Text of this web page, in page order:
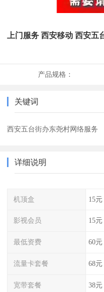
上门服务 西安移动 西安
产品规格：
关键词
西安五台街办东尧村网络服务
详细说明
机顶盒 15元
影视会员 15元
最低资费 60元
流量卡套餐 68元
宽带套餐 38元